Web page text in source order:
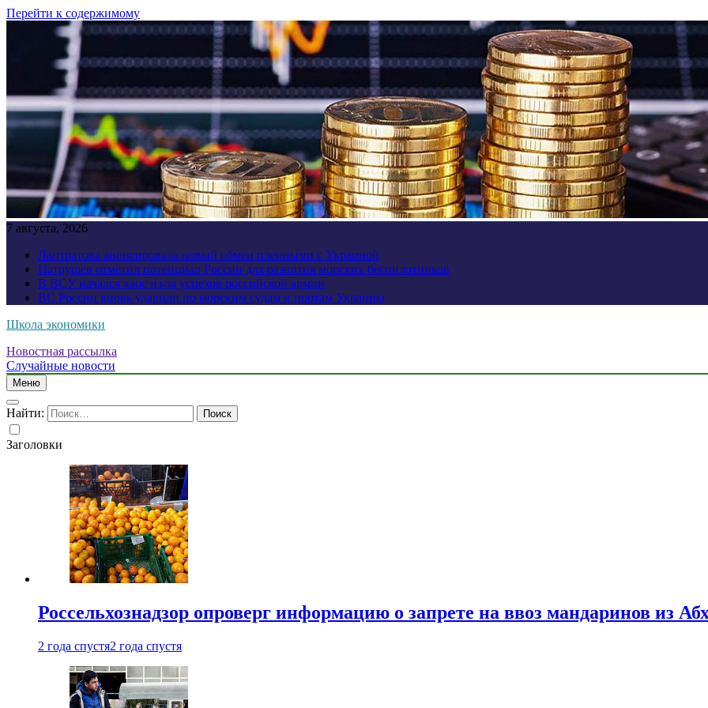
Перейти к содержимому
7 августа, 2026
Лантратова анонсировала новый обмен пленными с Украиной
Патрушев отметил потенциал России для развития морских беспилотников
В ВСУ начался хаос из-за успехов российской армии
ВС России вновь ударили по морским судам и портам Украины
Школа экономики
Новостная рассылка
Случайные новости
Меню
Найти:
Заголовки
Россельхознадзор опроверг информацию о запрете на ввоз мандаринов из
2 года спустя2 года спустя